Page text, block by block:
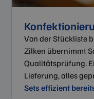
Von der Stückliste
Zilken übernimmt
Qualitätsprüfung.
Lieferung, alles
Sets effizient